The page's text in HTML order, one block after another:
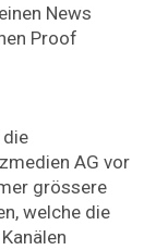
News
Proof
die
AG vor
grössere
welche die